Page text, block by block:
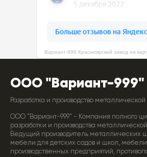
ООО "Вариант-999"
Разработка и производство
ООО "Вариант-999" - Компания полного
разработки и производства
Ведущий производитель металлических
мебели для детских садов и школ, мебели
производственных предприятий,